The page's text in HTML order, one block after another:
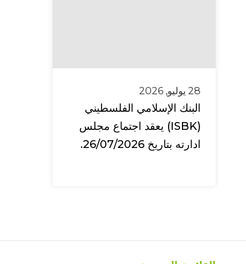
28 يوليو, 2026
البنك الإسلامي الفلسطيني
(ISBK) يعقد اجتماع مجلس
ادارته بتاريخ 26/07/2026.